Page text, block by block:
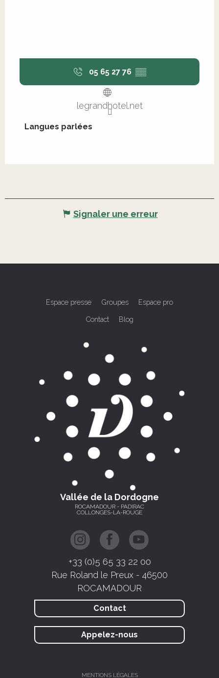
05 65 27 76 ▒▒
legrandhotel.net
Langues parlées
Langues parlées
Signaler une erreur
Espace presse Groupes Espace pro
Contact Blog
Vallée de la Dordogne
ROCAMADOUR - PADIRAC
COLLONGES-LA-ROUGE
+33 (0)5 65 33 22 00
Rue Roland le Preux - 46500
ROCAMADOUR
Contact
Appelez-nous
MENTIONS LÉGALES